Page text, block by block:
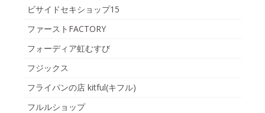
ビサイドセキショップ15
ファーストFACTORY
フォーディア虹むすび
フジックス
フライパンの店 kitful(キフル)
フルルショップ